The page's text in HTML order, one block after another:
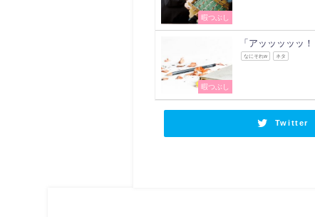
暇つぶし
暇つぶし
「アッッッッッ
なにそれw ネタ
Twitter